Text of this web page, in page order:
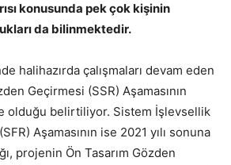
konusunda pek çok kişinin
da bilinmektedir.
halihazırda çalışmaları devam eden
Geçirmesi (SSR) Aşamasının
olduğu belirtiliyor. Sistem İşlevsellik
Aşamasının ise 2021 yılı sonuna
projenin Ön Tasarım Gözden